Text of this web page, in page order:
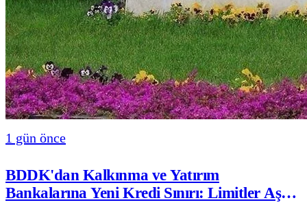
1 gün önce
BDDK'dan Kalkınma ve Yatırım
Bankalarına Yeni Kredi Sınırı: Limitler Aşağı